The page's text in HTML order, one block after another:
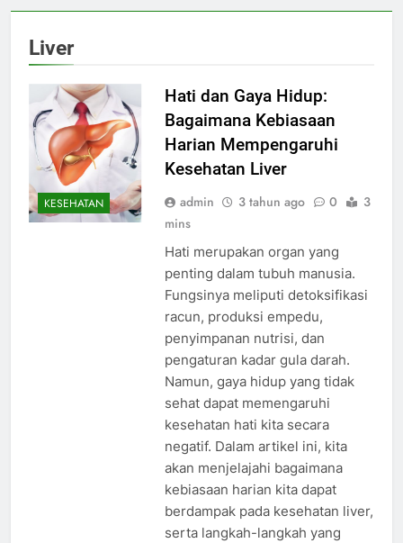
Liver
KESEHATAN
Hati dan Gaya Hidup:
Bagaimana Kebiasaan
Harian Mempengaruhi
Kesehatan Liver
admin 3 tahun ago 0
3
mins
Hati merupakan organ yang
penting dalam tubuh manusia.
Fungsinya meliputi detoksifikasi
racun, produksi empedu,
penyimpanan nutrisi, dan
pengaturan kadar gula darah.
Namun, gaya hidup yang tidak
sehat dapat memengaruhi
kesehatan hati kita secara
negatif. Dalam artikel ini, kita
akan menjelajahi bagaimana
kebiasaan harian kita dapat
berdampak pada kesehatan liver,
serta langkah-langkah yang